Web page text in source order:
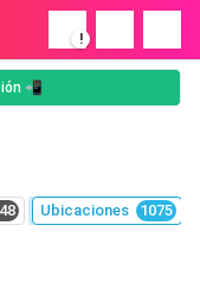
!
📲
Ubicaciones 1075